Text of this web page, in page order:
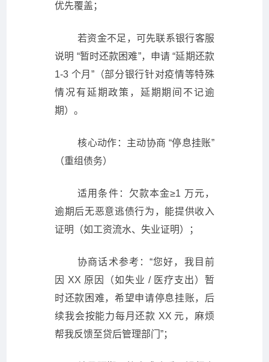
优先覆盖；
若资金不足，可先联系银行客服
说明 “暂时还款困难”，申请 “延期还款
1-3 个月”（部分银行针对疫情等特殊
情况有延期政策，延期期间不记逾
期）。
核心动作：主动协商 “停息挂账”
（重组债务）
适用条件：欠款本金≥1 万元，
逾期后无恶意逃债行为，能提供收入
证明（如工资流水、失业证明）；
协商话术参考：“您好，我目前
因 XX 原因（如失业 / 医疗支出）暂
时还款困难，希望申请停息挂账，后
续我会按能力每月还款 XX 元，麻烦
帮我反馈至贷后管理部门”；